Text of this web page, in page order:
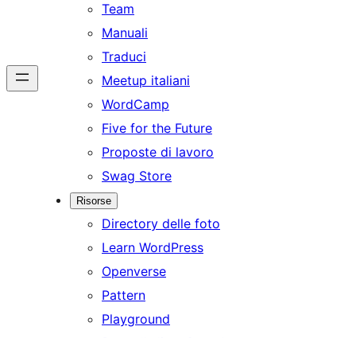
Team
Manuali
Traduci
Meetup italiani
WordCamp
Five for the Future
Proposte di lavoro
Swag Store
Risorse
Directory delle foto
Learn WordPress
Openverse
Pattern
Playground